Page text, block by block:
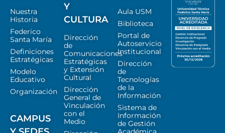
Nuestra
Historia
Federico
Santa María
Definiciones
Estratégicas
Modelo
Educativo
Organización
CAMPUS
Y
CULTURA
Dirección
de
Comunicaciones
Estratégicas
y Extensión
Cultural
Dirección
General de
Vinculación
con el
Medio
Aula USM
Biblioteca
Portal de
Autoservicio
Institucional
Dirección
de
Tecnologías
de la
Información
Sistema de
Información
de Gestión